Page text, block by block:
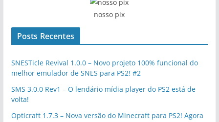
nosso pix
Posts Recentes
SNESTicle Revival 1.0.0 – Novo projeto 100% funcional do
melhor emulador de SNES para PS2! #2
SMS 3.0.0 Rev1 – O lendário mídia player do PS2 está de
volta!
Opticraft 1.7.3 – Nova versão do Minecraft para PS2! Agora